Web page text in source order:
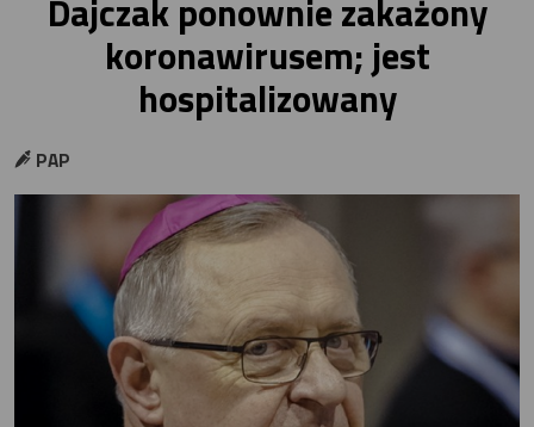
Dajczak ponownie zakażony
koronawirusem; jest
hospitalizowany
PAP